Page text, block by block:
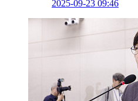
2025-09-23 09:46